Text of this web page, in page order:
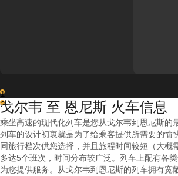
1
2
戈尔韦 至 恩尼斯 火车信息
乘坐高速的现代化列车是您从戈尔韦到恩尼斯的
列车的设计初衷就是为了给乘客提供所需要的愉
同旅行档次供您选择，并且旅程时间较短（大概
多达5个班次，时间分布较广泛。列车上配有各
为您提供服务。从戈尔韦到恩尼斯的列车拥有宽